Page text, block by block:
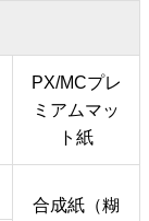
PX/MCプレ
ミアムマッ
ト紙
合成紙（糊